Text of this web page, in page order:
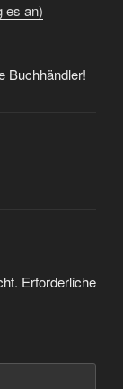
es an)
Buchhändler!
Erforderliche